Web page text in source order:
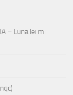
– Luna lei mi